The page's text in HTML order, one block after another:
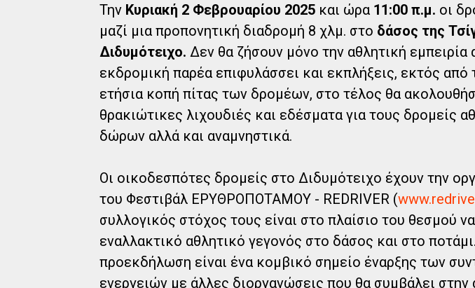
Την Κυριακή 2 Φεβρουαρίου 2025 και ώρα 11:00 π.μ. οι
μαζί μια προπονητική διαδρομή 8 χλμ. στο δάσος της
Διδυμότειχο. Δεν θα ζήσουν μόνο την αθλητική εμπειρία
εκδρομική παρέα επιφυλάσσει και εκπλήξεις, εκτός από
ετήσια κοπή πίτας των δρομέων, στο τέλος θα
θρακιώτικες λιχουδιές και εδέσματα για τους δρομείς
δώρων αλλά και αναμνηστικά.
Οι οικοδεσπότες δρομείς στο Διδυμότειχο έχουν την
του Φεστιβάλ ΕΡΥΘΡΟΠΟΤΑΜΟΥ - REDRIVER (
συλλογικός στόχος τους είναι στο πλαίσιο του θεσμού
εναλλακτικό αθλητικό γεγονός στο δάσος και στο
προεκδήλωση είναι ένα κομβικό σημείο έναρξης των
ενεργειών με άλλες διοργανώσεις που θα συμβάλει στην